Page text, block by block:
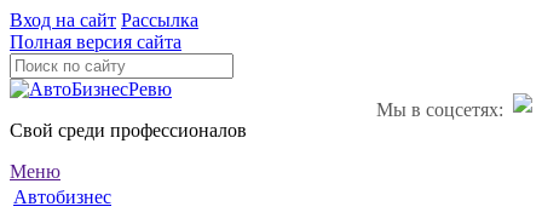
Вход на сайт Рассылка
Полная версия сайта
Мы в соцсетях:
Свой среди профессионалов
Меню
Автобизнес